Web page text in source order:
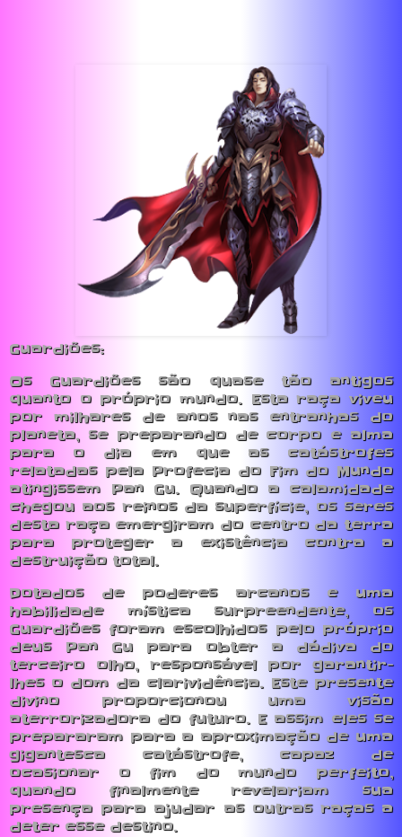
Guardiões:
Os Guardiões são quase tão antigos
quanto o próprio mundo. Esta raça viveu
por milhares de anos nas entranhas do
planeta, se preparando de corpo e alma
para o dia em que as catástrofes
relatadas pela Profecia do Fim do Mundo
atingissem Pan Gu. Quando a calamidade
chegou aos reinos da superfície, os seres
desta raça emergiram do centro da terra
para proteger a existência contra a
destruição total.
Dotados de poderes arcanos e uma
habilidade mística surpreendente, os
Guardiões foram escolhidos pelo próprio
deus Pan Gu para obter a dádiva do
terceiro olho, responsável por garantir-
lhes o dom da clarividência. Este presente
divino proporcionou uma visão
aterrorizadora do futuro. E assim eles se
prepararam para a aproximação de uma
gigantesca catástrofe, capaz de
ocasionar o fim do mundo perfeito,
quando finalmente revelariam sua
presença para ajudar as outras raças a
deter esse destino.